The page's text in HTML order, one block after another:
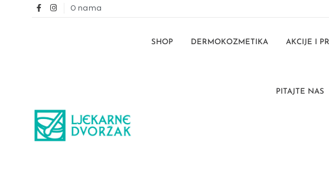
O nama
SHOP DERMOKOZMETIKA AKCIJE I
PITAJTE NAS